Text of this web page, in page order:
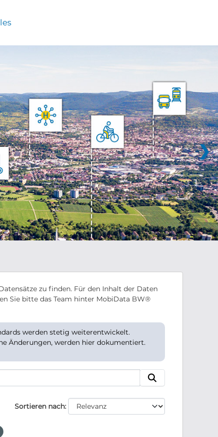
❯
zu finden. Für den Inhalt der Daten
Sie bitte das Team hinter MobiData BW®
werden stetig weiterentwickelt.
Änderungen, werden hier dokumentiert.
Sortieren nach